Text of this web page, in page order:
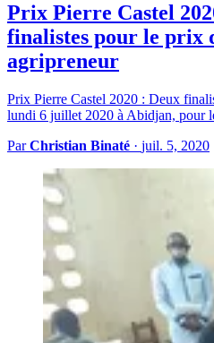
Prix Pierre Castel
finalistes pour le prix
agripreneur
Prix Pierre Castel 2020 : Deux
lundi 6 juillet 2020 à Abidjan, pour
ParChristian Binaté · juil. 5, 2020